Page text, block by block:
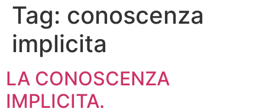
Tag: conoscenza
implicita
LA CONOSCENZA
IMPLICITA.